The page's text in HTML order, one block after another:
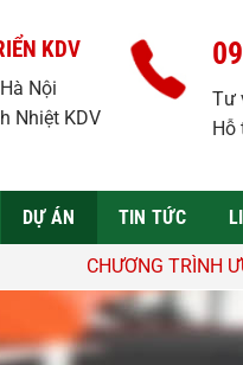
KDV
Nội
Nhiệt KDV
Tư
Hỗ
DỰ ÁN TIN TỨC
TRÌNH ƯU ĐÃi: